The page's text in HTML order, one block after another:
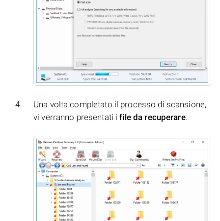
Una volta completato il processo di scansione,
vi verranno presentati ifile da recuperare.